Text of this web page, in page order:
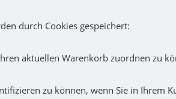
durch Cookies gespeichert:
aktuellen Warenkorb zuordnen zu
zu können, wenn Sie in Ihrem